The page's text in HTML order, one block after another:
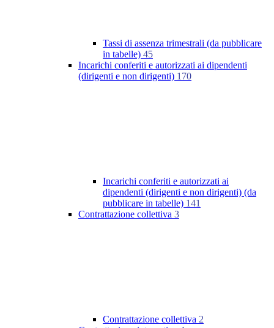
Tassi di assenza trimestrali (da pubblicare
in tabelle) 45
Incarichi conferiti e autorizzati ai dipendenti
(dirigenti e non dirigenti) 170
Incarichi conferiti e autorizzati ai
dipendenti (dirigenti e non dirigenti) (da
pubblicare in tabelle) 141
Contrattazione collettiva 3
Contrattazione collettiva 2